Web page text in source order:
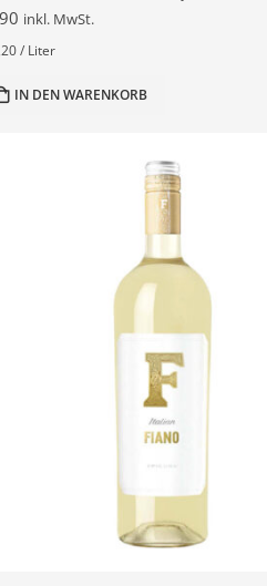
inkl. MwSt.
/ Liter
IN DEN WARENKORB